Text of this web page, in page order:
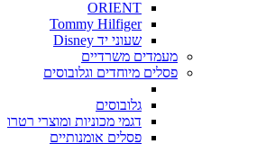
ORIENT
Tommy Hilfiger
שעוני יד Disney
מעמדים משרדיים
פסלים מיוחדים וגלובוסים
גלובוסים
דגמי מכוניות ומוצרי רטרו
פסלים אומנותיים